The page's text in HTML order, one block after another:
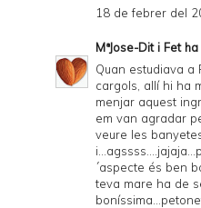
18 de febrer del
MªJose-Dit i Fetha
Quan estudiava a
cargols, allí hi ha
menjar aquest
em van agradar
veure les
´aspecte és ben
teva mare ha de